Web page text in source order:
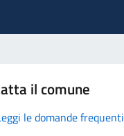
il comune
le domande frequenti